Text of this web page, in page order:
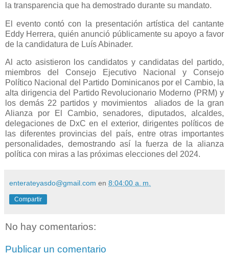
la transparencia que ha demostrado durante su mandato.
El evento contó con la presentación artística del cantante
Eddy Herrera, quién anunció públicamente su apoyo a favor
de la candidatura de Luís Abinader.
Al acto asistieron los candidatos y candidatas del partido,
miembros del Consejo Ejecutivo Nacional y Consejo
Político Nacional del Partido Dominicanos por el Cambio, la
alta dirigencia del Partido Revolucionario Moderno (PRM) y
los demás 22 partidos y movimientos aliados de la gran
Alianza por El Cambio, senadores, diputados, alcaldes,
delegaciones de DxC en el exterior, dirigentes políticos de
las diferentes provincias del país, entre otras importantes
personalidades, demostrando así la fuerza de la alianza
política con miras a las próximas elecciones del 2024.
enterateyasdo@gmail.com en 8:04:00 a. m.
Compartir
No hay comentarios:
Publicar un comentario